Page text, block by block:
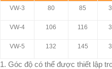
VW-3 80 85
VW-4 106 116
VW-5 132 145
1. Góc độ có thể được thiết lập